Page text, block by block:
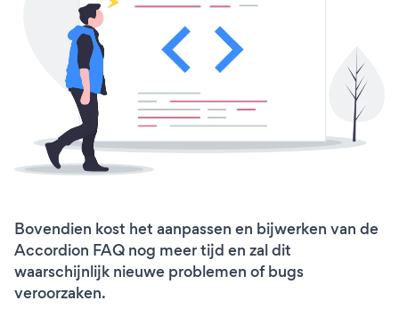
Bovendien kost het aanpassen en bijwerken van de
Accordion FAQ nog meer tijd en zal dit
waarschijnlijk nieuwe problemen of bugs
veroorzaken.